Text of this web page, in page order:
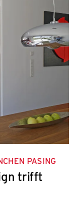
PASING
trifft